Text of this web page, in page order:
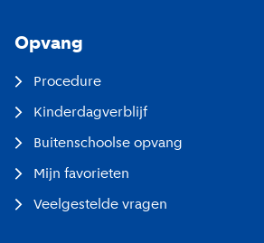
Opvang
Procedure
Kinderdagverblijf
Buitenschoolse opvang
Mijn favorieten
Veelgestelde vragen